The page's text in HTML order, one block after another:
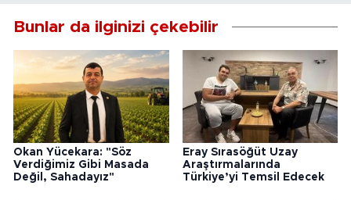
Bunlar da ilginizi çekebilir
Okan Yücekara: "Söz
Verdiğimiz Gibi Masada
Değil, Sahadayız"
Eray Sırasöğüt Uzay
Araştırmalarında
Türkiye’yi Temsil Edecek